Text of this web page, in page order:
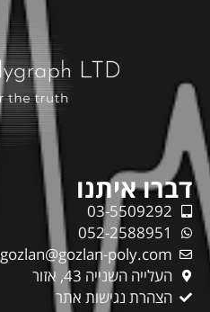
דברו איתנו
03-5509292
052-2588951
gozlan@gozlan-poly.com
העלייה השנייה 43, אזור
הצהרת נגישות אתר